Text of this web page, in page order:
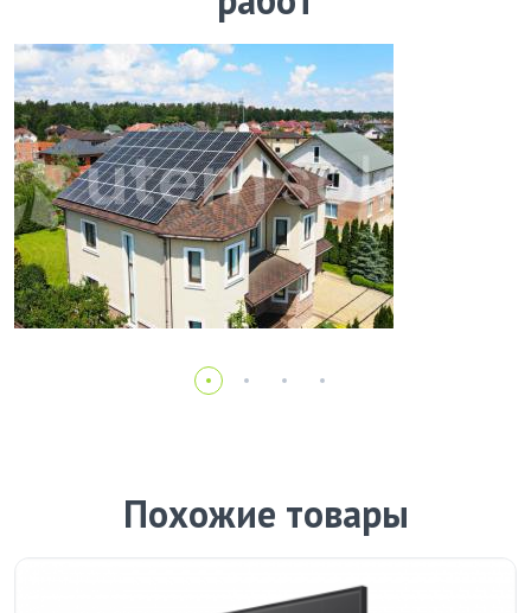
Похожие товары